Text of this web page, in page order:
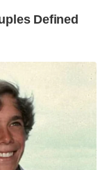
മന്ത്രാലയം
ഇന്ത്യൻ